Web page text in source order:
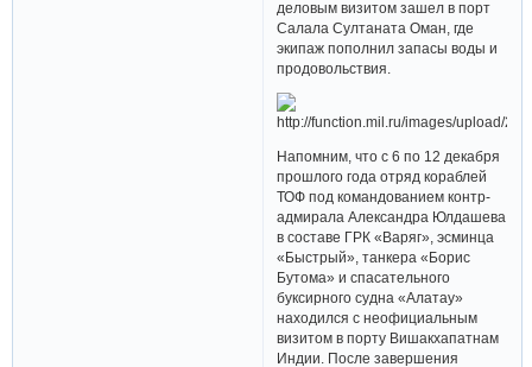
деловым визитом зашел в порт
Салала Султаната Оман, где
экипаж пополнил запасы воды и
продовольствия.
Напомним, что с 6 по 12 декабря
прошлого года отряд кораблей
ТОФ под командованием контр-
адмирала Александра Юлдашева
в составе ГРК «Варяг», эсминца
«Быстрый», танкера «Борис
Бутома» и спасательного
буксирного судна «Алатау»
находился с неофициальным
визитом в порту Вишакхапатнам
Индии. После завершения